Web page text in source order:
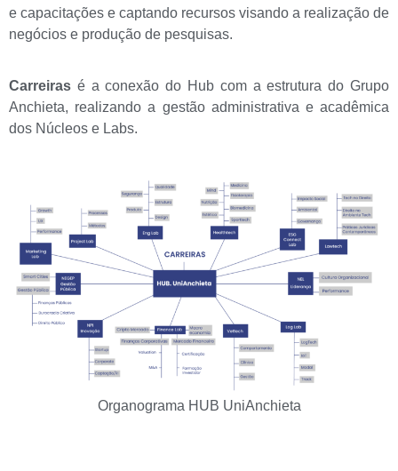
e capacitações e captando recursos visando a realização de
negócios e produção de pesquisas.
Carreiras é a conexão do Hub com a estrutura do Grupo
Anchieta, realizando a gestão administrativa e acadêmica
dos Núcleos e Labs.
Organograma HUB UniAnchieta